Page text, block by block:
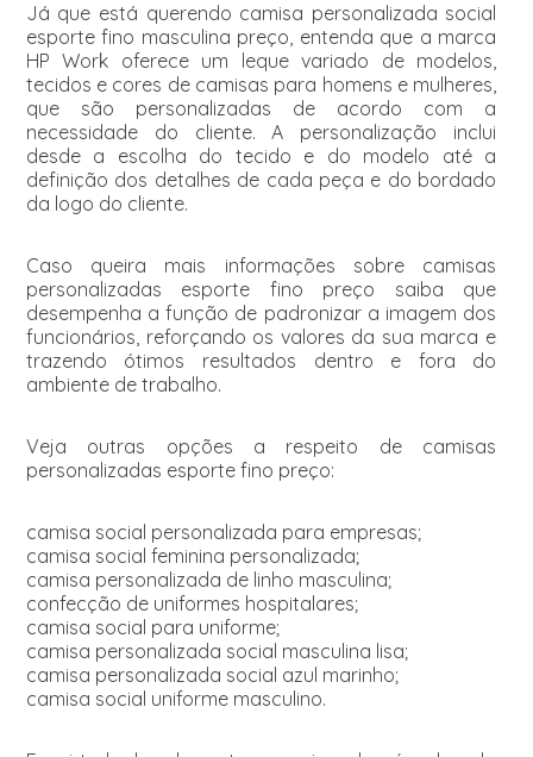
Já que está querendo camisa personalizada social
esporte fino masculina preço, entenda que a marca
HP Work oferece um leque variado de modelos,
tecidos e cores de camisas para homens e mulheres,
que são personalizadas de acordo com a
necessidade do cliente. A personalização inclui
desde a escolha do tecido e do modelo até a
definição dos detalhes de cada peça e do bordado
da logo do cliente.
Caso queira mais informações sobre camisas
personalizadas esporte fino preço saiba que
desempenha a função de padronizar a imagem dos
funcionários, reforçando os valores da sua marca e
trazendo ótimos resultados dentro e fora do
ambiente de trabalho.
Veja outras opções a respeito de camisas
personalizadas esporte fino preço:
camisa social personalizada para empresas;
camisa social feminina personalizada;
camisa personalizada de linho masculina;
confecção de uniformes hospitalares;
camisa social para uniforme;
camisa personalizada social masculina lisa;
camisa personalizada social azul marinho;
camisa social uniforme masculino.